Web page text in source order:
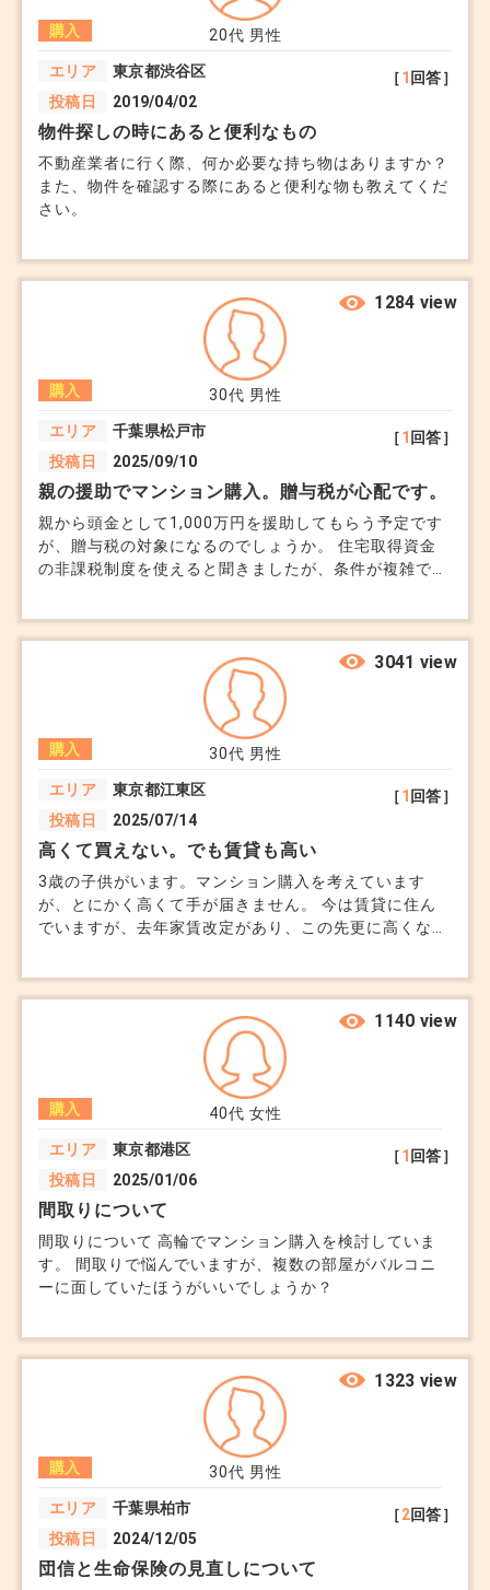
ご相談者様が納得して、最高の一軒に出会えるよう
応援しております！
参考になりますと幸いです。
未公開＝良い物件とは限らない
むしろ囲い込みや高め設定のケースもある
比較対象が少なく判断しづらい
「特別感」だけで判断するとブレやすい
逆に、公開されている物件は
市場で評価されている
売れ残り期間で交渉余地が見える
相場比較がしやすい
売れ残っている＝交渉余地ありという見方もできま
す
少し視点を変えると判断しやすくなります。
✔ 未公開かどうかは参考程度→ 判断軸にしない
✔ 公開・未公開を横並びで比較→ 条件・価格・期
間を見る
✔ 「なぜこの価格なのか」を重視→ 根拠があるか
どうか
■ まとめ
未公開物件という言葉は幅が広く、営業的に使われ
実際は途中で公開されるケースも普通にある
大事なのは“公開か未公開か”ではなく“中身”
公開物件は比較・交渉という意味でむしろ有利な面
もある
少しドライな言い方になりますが、いい物件は「未
公開だから良い」のではなく、市場に出ても評価さ
その視点で見ていくと、情報の見方もかなりシンプ
たほうが良いかアドバイスを頂けたらと思います。
20代 男性
購入
エリア
東京都渋谷区
投稿日
2019/04/02
［1 回答］
物件探しの時にあると便利なもの
不動産業者に行く際、何か必要な持ち物はありますか？
また、物件を確認する際にあると便利な物も教えてくだ
さい。
30代 男性
購入
エリア
千葉県松戸市
投稿日
2025/09/10
［1 回答］
1284 view
親の援助でマンション購入。贈与税が心配です。
親から頭金として1,000万円を援助してもらう予定です
が、贈与税の対象になるのでしょうか。 住宅取得資金
の非課税制度を使えると聞きましたが、条件が複雑で理
30代 男性
購入
エリア
東京都江東区
投稿日
2025/07/14
［1 回答］
3041 view
高くて買えない。でも賃貸も高い
3歳の子供がいます。マンション購入を考えています
が、とにかく高くて手が届きません。 今は賃貸に住ん
でいますが、去年家賃改定があり、この先更に高くなっ
んでいます。 思い切って地方に移ろうかとも思ったの
ですが、妻は反対で.... 長く家にお金を払うことを考え
るなら、資産になる分やはり最初は頑張って家を購入し
た方が良いでしょうか。 やはりフラット35が無難です
が？世帯収入は600万円程です。
40代 女性
購入
エリア
東京都港区
投稿日
2025/01/06
［1 回答］
1140 view
間取りについて
間取りについて 高輪でマンション購入を検討していま
す。 間取りで悩んでいますが、複数の部屋がバルコニ
ーに面していたほうがいいでしょうか？
30代 男性
購入
エリア
千葉県柏市
投稿日
2024/12/05
［2回答］
1323 view
団信と生命保険の見直しについて